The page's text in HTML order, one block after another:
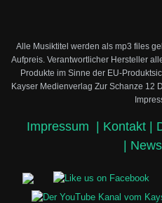
Alle Musiktitel werden als mp3 files
Aufpreis. Verantwortlicher Hersteller
Produkte im Sinne der EU-
Kayser Medienverlag Zur Schanze 12
Impressum Kontakt |